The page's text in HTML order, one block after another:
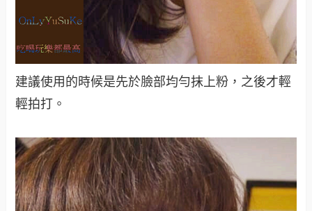
建議使用的時候是先於臉部均勻抹上粉，之後才輕
輕拍打。